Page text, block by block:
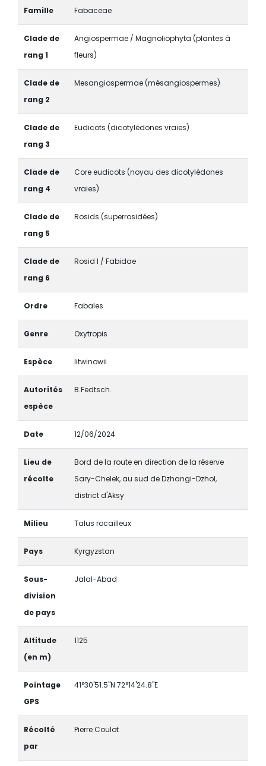
Famille Fabaceae
Clade de
rang 1
Angiospermae / Magnoliophyta (plantes à
fleurs)
Clade de
rang 2
Mesangiospermae (mésangiospermes)
Clade de
rang 3
Eudicots (dicotylédones vraies)
Clade de
rang 4
Core eudicots (noyau des dicotylédones
vraies)
Clade de
rang 5
Rosids (superrosidées)
Clade de
rang 6
Rosid I / Fabidae
Ordre Fabales
Genre Oxytropis
Espèce litwinowii
Autorités
espèce
B.Fedtsch.
Date 12/06/2024
Lieu de
récolte
Bord de la route en direction de la réserve
Sary-Chelek, au sud de Dzhangi-Dzhol,
district d'Aksy
Milieu Talus rocailleux
Pays Kyrgyzstan
Sous-
division
de pays
Jalal-Abad
Altitude
(en m)
1125
Pointage
GPS
41°30'51.5"N 72°14'24.8"E
Récolté
par
Pierre Coulot